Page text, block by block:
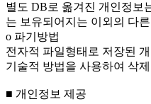
별도 DB로 옮겨진 개인정보
는 보유되어지는 이외의 다
ο 파기방법
전자적 파일형태로 저장된
기술적 방법을 사용하여 삭
■ 개인정보 제공